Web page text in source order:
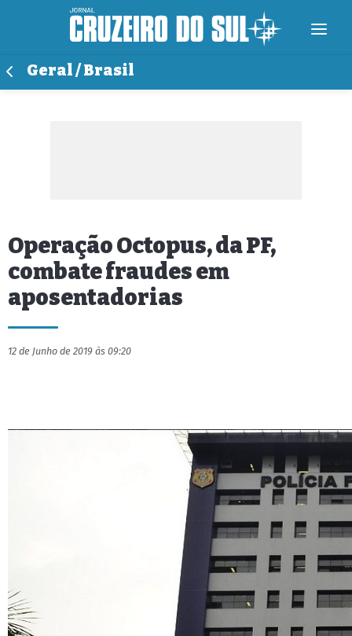
Geral / Brasil
Operação Octopus, da PF,
combate fraudes em
aposentadorias
12 de Junho de 2019 às 09:20